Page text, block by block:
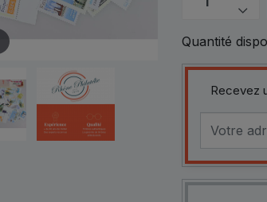
Quantité
Recevez